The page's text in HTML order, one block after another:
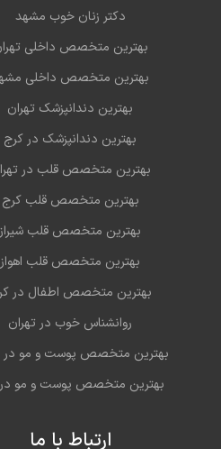
دکتر زنان خوب مشهد
بهترین متخصص داخلی
بهترین متخصص داخلی
بهترین دندانپزشک تهران
بهترین دندانپزشک در کرج
بهترین متخصص قلب در
بهترین متخصص قلب کرج
بهترین متخصص قلب شیراز
بهترین متخصص قلب اهواز
بهترین متخصص اطفال در
روانشناس خوب در تهران
بهترین متخصص پوست و مو در
بهترین متخصص پوست و مو
ارتباط با ما